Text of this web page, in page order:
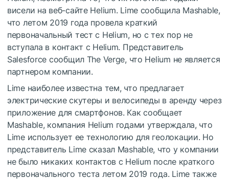
висели на веб-сайте Helium. Lime сообщила Mashable,
что летом 2019 года провела краткий
первоначальный тест с Helium, но с тех пор не
вступала в контакт с Helium. Представитель
Salesforce сообщил The Verge, что Helium не является
партнером компании.
Lime наиболее известна тем, что предлагает
электрические скутеры и велосипеды в аренду через
приложение для смартфонов. Как сообщает
Mashable, компания Helium годами утверждала, что
Lime использует ее технологию для геолокации. Но
представитель Lime сказал Mashable, что у компании
не было никаких контактов с Helium после краткого
первоначального теста летом 2019 года. Lime также